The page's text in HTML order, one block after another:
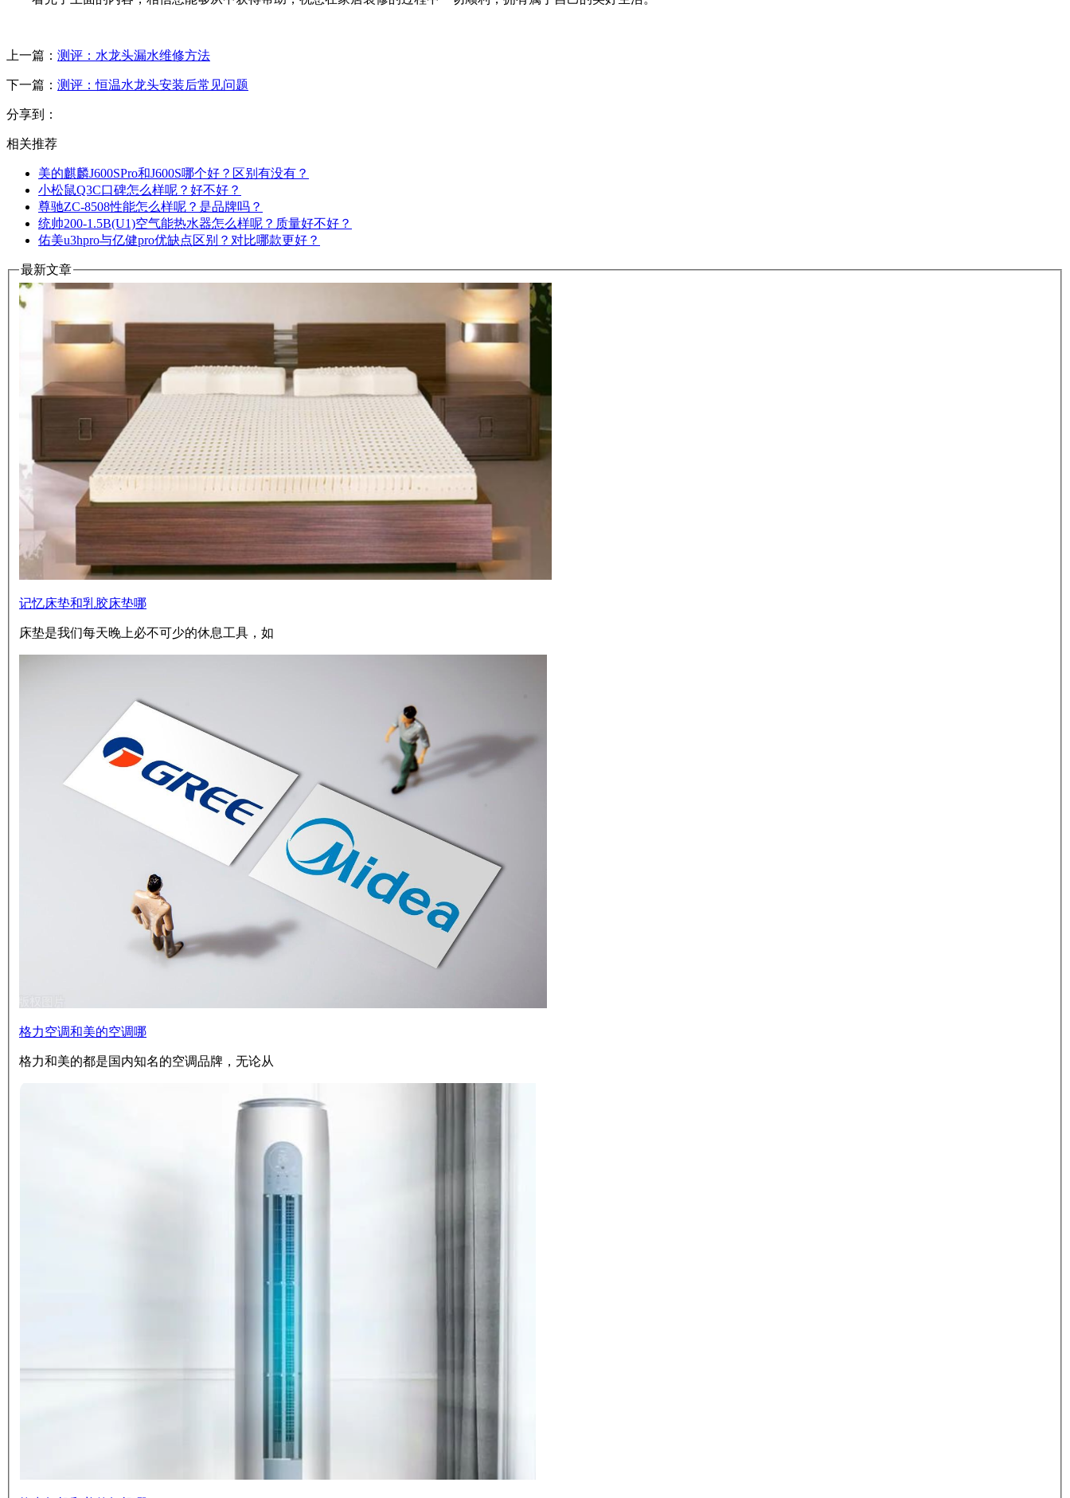
上一篇： 测评：水龙头漏水维修方法
下一篇： 测评：恒温水龙头安装后常见问题
分享到：
相关推荐
美的麒麟J600SPro和J600S哪个好？区别有没有？
小松鼠Q3C口碑怎么样呢？好不好？
尊驰ZC-8508性能怎么样呢？是品牌吗？
统帅200-1.5B(U1)空气能热水器怎么样呢？质量好不好？
佑美u3hpro与亿健pro优缺点区别？对比哪款更好？
最新文章
记忆床垫和乳胶床垫哪
床垫是我们每天晚上必不可少的休息工具，如
格力空调和美的空调哪
格力和美的都是国内知名的空调品牌，无论从